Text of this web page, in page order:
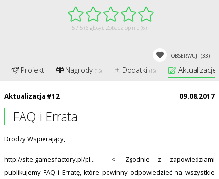
5 / 5 (6 głosy). Zobacz opinie (6)
OBSERWUJ (33)
Projekt Nagrody(15) Dodatki(15) Aktualizacje
Aktualizacja #12 09.08.2017
FAQ i Errata
Drodzy Wspierający,
http://site.gamesfactory.pl/pl... <- Zgodnie z zapowiedziami
publikujemy FAQ i Erratę, które powinny odpowiedzieć na wszystkie